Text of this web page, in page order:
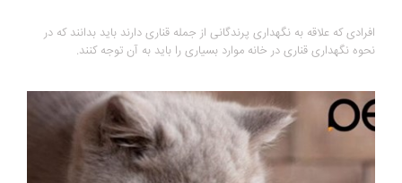
افرادی که علاقه به نگهداری پرندگانی از جمله قناری دارند باید بدانند که در
نحوه نگهداری قناری در خانه موارد بسیاری را باید به آن توجه کنند.